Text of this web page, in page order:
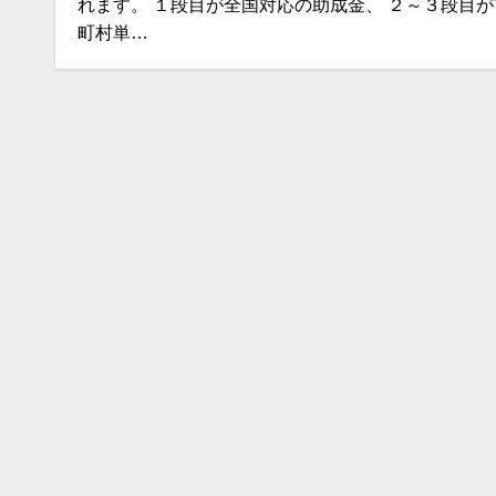
れます。 １段目が全国対応の助成金、 ２～３段目
町村単…